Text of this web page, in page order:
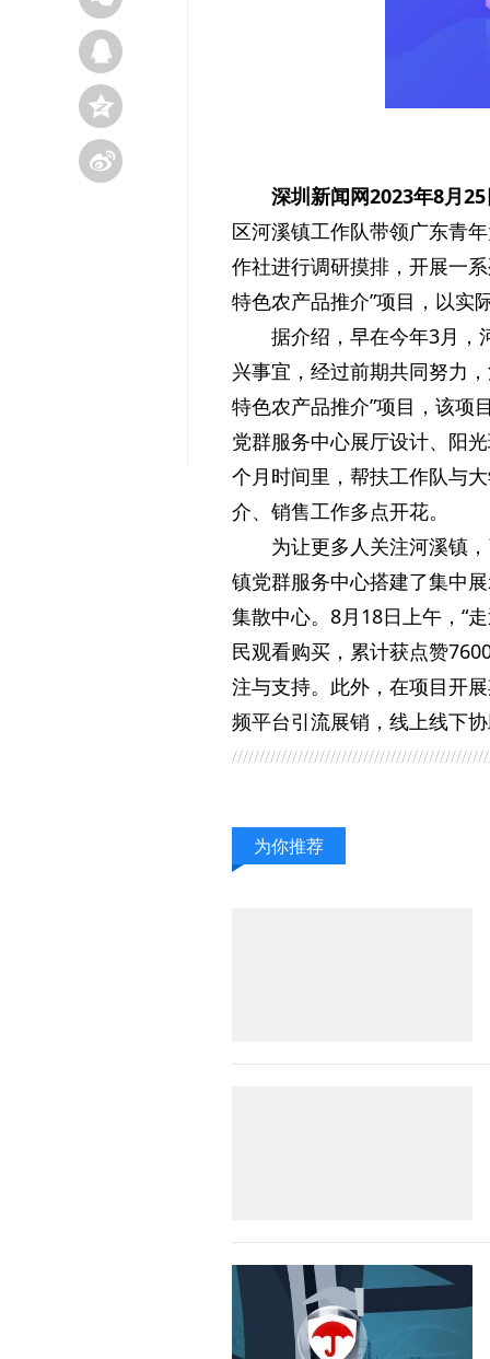
深圳新闻网2023年8月
区河溪镇工作队带领广东青
作社进行调研摸排，开展一
特色农产品推介”项目，以实
据介绍，早在今年3月，
兴事宜，经过前期共同努力
特色农产品推介”项目，该项
党群服务中心展厅设计、阳
个月时间里，帮扶工作队与
介、销售工作多点开花。
为让更多人关注河溪镇
镇党群服务中心搭建了集中
集散中心。8月18日上午，“
民观看购买，累计获点赞
注与支持。此外，在项目开
频平台引流展销，线上线下
为你推荐